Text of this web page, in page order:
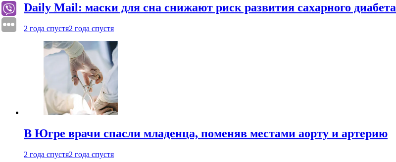
Daily Mail: маски для сна снижают риск развития сахарного диабета
2 года спустя2 года спустя
В Югре врачи спасли младенца, поменяв местами аорту и артерию
2 года спустя2 года спустя